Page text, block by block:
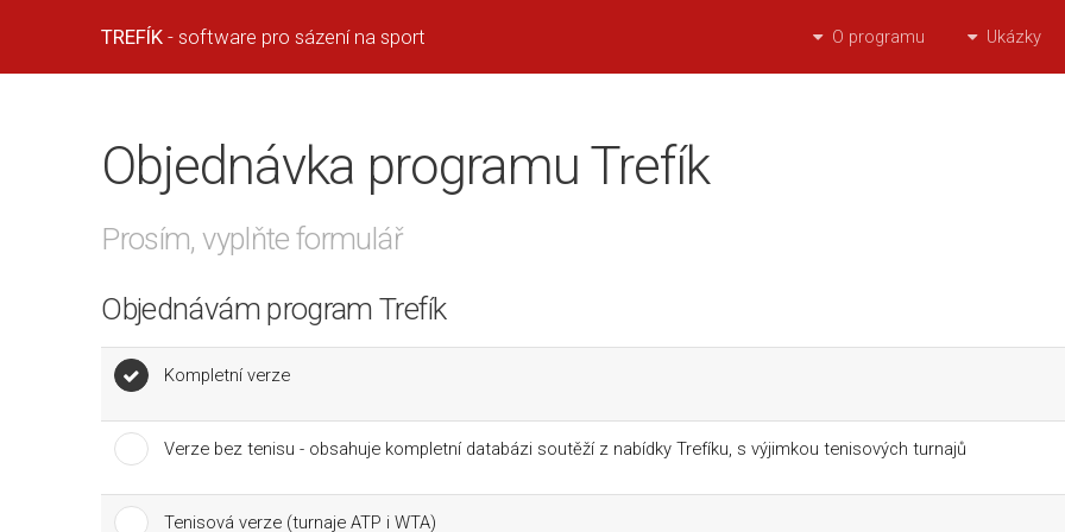
TREFÍK - software pro sázení na sport O programu Ukázky
Objednávka programu Trefík
Prosím, vyplňte formulář
Objednávám program Trefík
Kompletní verze
Verze bez tenisu - obsahuje kompletní databázi soutěží z nabídky Trefíku, s výjimkou tenisových turnajů
Tenisová verze (turnaje ATP i WTA)